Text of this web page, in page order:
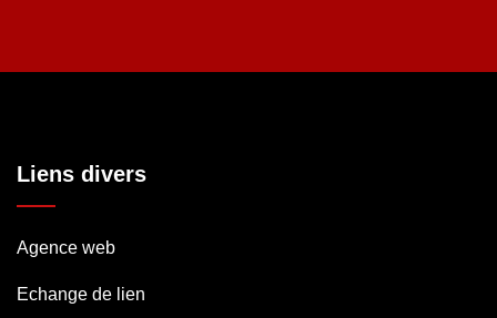
Liens divers
Agence web
Echange de lien